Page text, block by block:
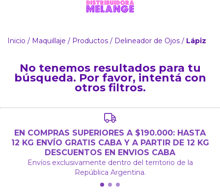
Inicio / Maquillaje / Productos / Delineador de Ojos / Lápiz
No tenemos resultados para tu
búsqueda. Por favor, intentá con
otros filtros.
EN COMPRAS SUPERIORES A $190.000: HASTA
12 KG ENVÍO GRATIS CABA Y A PARTIR DE 12 KG
DESCUENTOS EN ENVIOS CABA
Envíos exclusivamente dentro del territorio de la
República Argentina.